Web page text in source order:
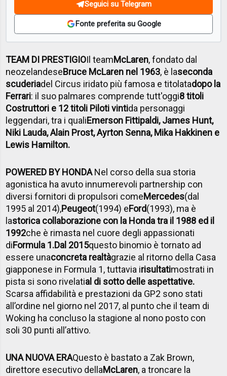
Seguici su Telegram
Fonte preferita su Google
TEAM DI PRESTIGIOIl teamMcLaren, fondato dal
neozelandeseBruce McLaren nel 1963, è laseconda
scuderiadel Circus iridato più famosa e titolatadopo la
Ferrari: il suo palmares comprende tutt'oggi8 titoli
Costruttori e 12 titoli Piloti vintida personaggi
leggendari, tra i qualiEmerson Fittipaldi, James Hunt,
Niki Lauda, Alain Prost, Ayrton Senna, Mika Hakkinen e
Lewis Hamilton.
POWERED BY HONDANel corso della sua storia
agonistica ha avuto innumerevoli partnership con
diversi fornitori di propulsori comeMercedes(dal
1995 al 2014),Peugeot(1994) eFord(1993), ma è
lastorica collaborazione con la Honda tra il 1988 ed il
1992che è rimasta nel cuore degli appassionati
diFormula 1.Dal 2015questo binomio è tornato ad
essere unaconcreta realtàgrazie al ritorno della Casa
giapponese in Formula 1, tuttavia irisultatimostrati in
pista si sono rivelatial di sotto delle aspettative.
Scarsa affidabilità e prestazioni da GP2 sono stati
all’ordine nel giorno nel 2017, al punto che il team di
Woking ha concluso la stagione al nono posto con
soli 30 punti all’attivo.
UNA NUOVA ERAQuesto è bastato a Zak Brown,
direttore esecutivo dellaMcLaren, a troncare la